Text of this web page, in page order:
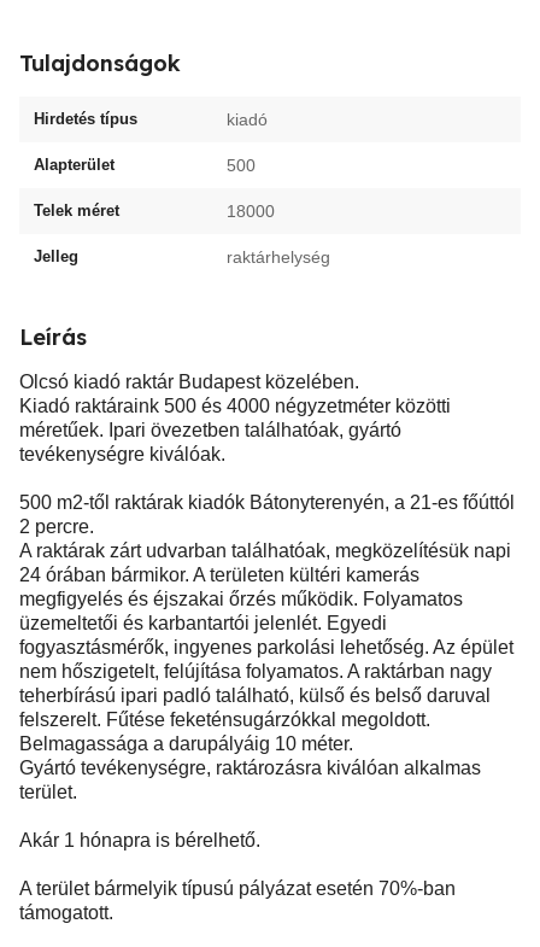
Tulajdonságok
Hirdetés típus kiadó
Alapterület 500
Telek méret 18000
Jelleg raktárhelység
Leírás
Olcsó kiadó raktár Budapest közelében.
Kiadó raktáraink 500 és 4000 négyzetméter közötti
méretűek. Ipari övezetben találhatóak, gyártó
tevékenységre kiválóak.
500 m2-től raktárak kiadók Bátonyterenyén, a 21-es főúttól
2 percre.
A raktárak zárt udvarban találhatóak, megközelítésük napi
24 órában bármikor. A területen kültéri kamerás
megfigyelés és éjszakai őrzés működik. Folyamatos
üzemeltetői és karbantartói jelenlét. Egyedi
fogyasztásmérők, ingyenes parkolási lehetőség. Az épület
nem hőszigetelt, felújítása folyamatos. A raktárban nagy
teherbírású ipari padló található, külső és belső daruval
felszerelt. Fűtése feketénsugárzókkal megoldott.
Belmagassága a darupályáig 10 méter.
Gyártó tevékenységre, raktározásra kiválóan alkalmas
terület.
Akár 1 hónapra is bérelhető.
A terület bármelyik típusú pályázat esetén 70%-ban
támogatott.